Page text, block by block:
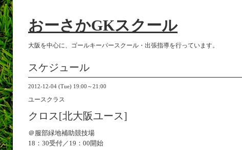
おーさかGKスクール
大阪を中心に、ゴールキーパースクール・出張指導を行っています。
スケジュール
2012-12-04 (Tue) 19:00～21:00
ユースクラス
クロス[北大阪ユース]
＠服部緑地補助競技場
18：30受付／19：00開始